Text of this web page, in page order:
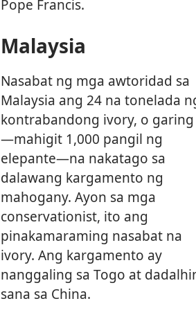
Pope Francis.
Malaysia
Nasabat ng mga awtoridad sa
Malaysia ang 24 na tonelada
kontrabandong ivory, o garing
—mahigit 1,000 pangil ng
elepante—na nakatago sa
dalawang kargamento ng
mahogany. Ayon sa mga
conservationist, ito ang
pinakamaraming nasabat na
ivory. Ang kargamento ay
nanggaling sa Togo at
sana sa China.